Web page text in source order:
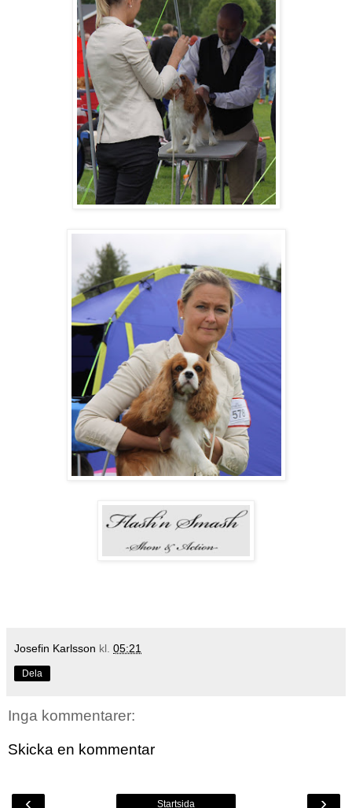
Josefin Karlsson kl. 05:21
Dela
Inga kommentarer:
Skicka en kommentar
‹ ›
Startsida